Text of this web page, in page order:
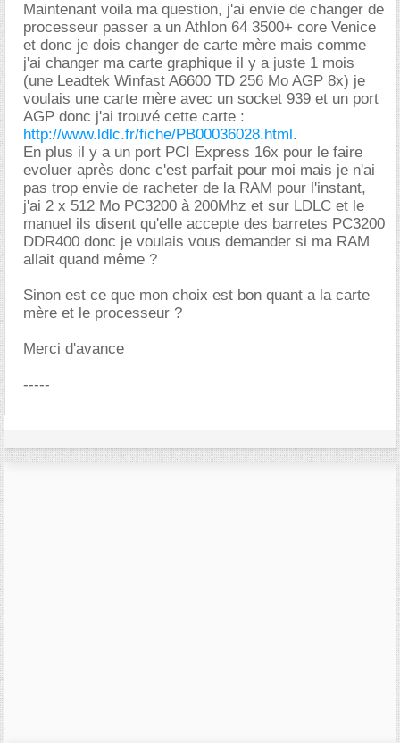
Maintenant voila ma question, j'ai envie de changer de
processeur passer a un Athlon 64 3500+ core Venice
et donc je dois changer de carte mère mais comme
j'ai changer ma carte graphique il y a juste 1 mois
(une Leadtek Winfast A6600 TD 256 Mo AGP 8x) je
voulais une carte mère avec un socket 939 et un port
AGP donc j'ai trouvé cette carte :
http://www.ldlc.fr/fiche/PB00036028.html.
En plus il y a un port PCI Express 16x pour le faire
evoluer après donc c'est parfait pour moi mais je n'ai
pas trop envie de racheter de la RAM pour l'instant,
j'ai 2 x 512 Mo PC3200 à 200Mhz et sur LDLC et le
manuel ils disent qu'elle accepte des barretes PC3200
DDR400 donc je voulais vous demander si ma RAM
allait quand même ?
Sinon est ce que mon choix est bon quant a la carte
mère et le processeur ?
Merci d'avance
-----